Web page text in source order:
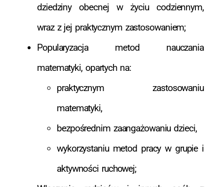
dziedziny obecnej w życiu codziennym,
wraz z jej praktycznym zastosowaniem;
Popularyzacja metod nauczania
matematyki, opartych na:
praktycznym zastosowaniu
matematyki,
bezpośrednim zaangażowaniu dzieci,
wykorzystaniu metod pracy w grupie i
aktywności ruchowej;